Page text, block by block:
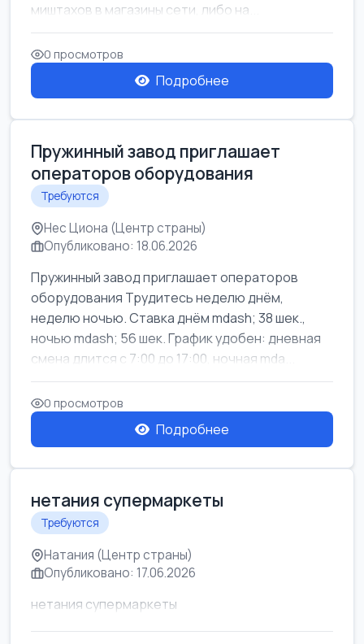
миштахов в магазины сети, либо на...
0 просмотров
Подробнее
Пружинный завод приглашает
операторов оборудования
Требуются
Нес Циона (Центр страны)
Опубликовано: 18.06.2026
Пружинный завод приглашает операторов
оборудования Трудитесь неделю днём,
неделю ночью. Ставка днём mdash; 38 шек.,
ночью mdash; 56 шек. График удобен: дневная
смена длится с 7:00 до 17:00, ночная mda...
0 просмотров
Подробнее
нетания супермаркеты
Требуются
Натания (Центр страны)
Опубликовано: 17.06.2026
нетания супермаркеты